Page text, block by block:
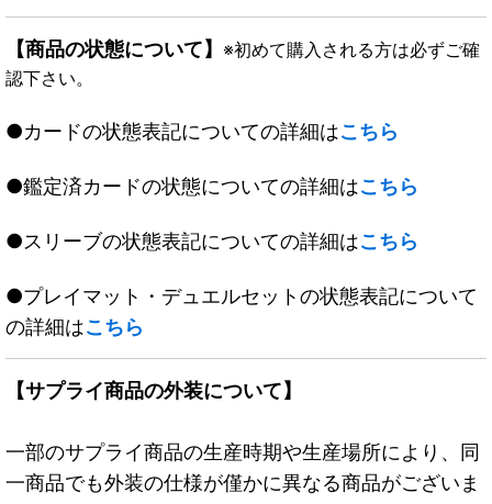
【商品の状態について】 ※初めて購入される方は必ずご確
認下さい。
●カードの状態表記についての詳細はこちら
●鑑定済カードの状態についての詳細はこちら
●スリーブの状態表記についての詳細はこちら
●プレイマット・デュエルセットの状態表記について
の詳細はこちら
【サプライ商品の外装について】
一部のサプライ商品の生産時期や生産場所により、同
一商品でも外装の仕様が僅かに異なる商品がございま